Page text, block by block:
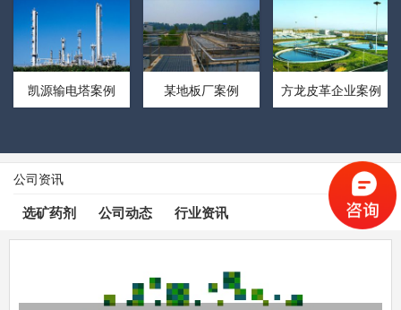
凯源输电塔案例 某地板厂案例 方龙皮革企业案例
查看更多
公司资讯
选矿药剂 公司动态 行业资讯